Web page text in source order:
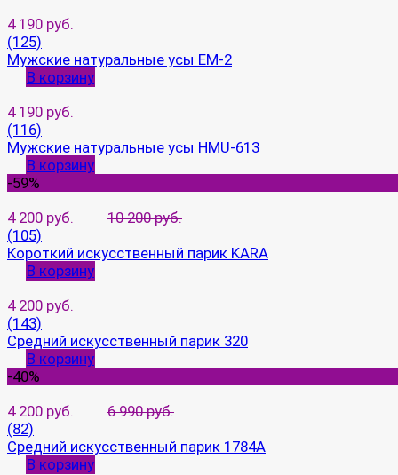
4 190 руб.
(125)
Мужские натуральные усы EM-2
В корзину
4 190 руб.
(116)
Мужские натуральные усы HMU-613
В корзину
-59%
4 200 руб.
10 200 руб.
(105)
Короткий искусственный парик KARA
В корзину
4 200 руб.
(143)
Средний искусственный парик 320
В корзину
-40%
4 200 руб.
6 990 руб.
(82)
Средний искусственный парик 1784A
В корзину